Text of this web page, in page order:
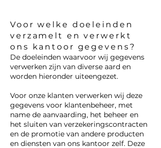
Voor welke doeleinden
verzamelt en verwerkt
ons kantoor gegevens?
De doeleinden waarvoor wij gegevens
verwerken zijn van diverse aard en
worden hieronder uiteengezet.
Voor onze klanten verwerken wij deze
gegevens voor klantenbeheer, met
name de aanvaarding, het beheer en
het sluiten van verzekeringscontracten
en de promotie van andere producten
en diensten van ons kantoor zelf. Deze